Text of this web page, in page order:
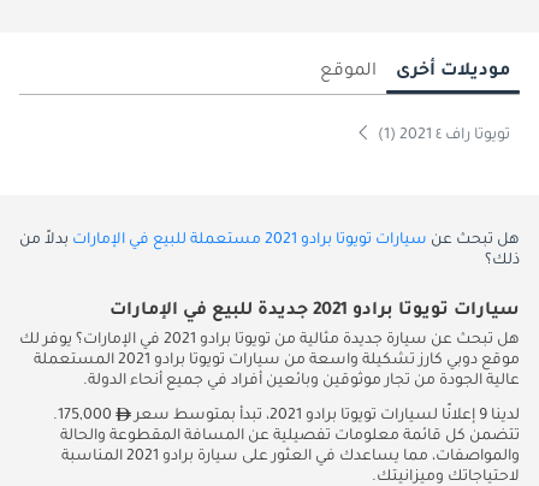
موديلات أخرى الموقع
تويوتا راف ٤ 2021 (1)
هل تبحث عن سيارات تويوتا برادو 2021 مستعملة للبيع في الإمارات
بدلاً من
ذلك؟
سيارات تويوتا برادو 2021 جديدة للبيع في الإمارات
هل تبحث عن سيارة جديدة مثالية من تويوتا برادو 2021 في الإمارات؟ يوفر لك
موقع دوبي كارز تشكيلة واسعة من سيارات تويوتا برادو 2021 المستعملة
عالية الجودة من تجار موثوقين وبائعين أفراد في جميع أنحاء الدولة.
لدينا 9 إعلانًا لسيارات تويوتا برادو 2021، تبدأ بمتوسط سعر
175,000.
تتضمن كل قائمة معلومات تفصيلية عن المسافة المقطوعة والحالة
والمواصفات، مما يساعدك في العثور على سيارة برادو 2021 المناسبة
لاحتياجاتك وميزانيتك.